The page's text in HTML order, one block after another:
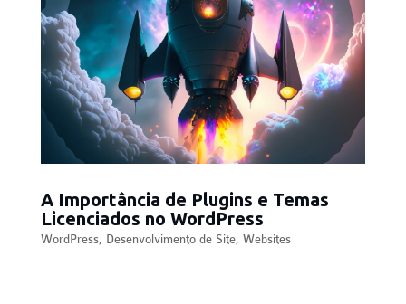
A Importância de Plugins e Temas
Licenciados no WordPress
WordPress, Desenvolvimento de Site, Websites